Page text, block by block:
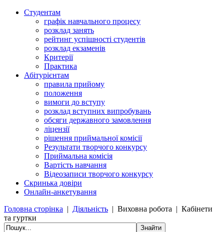
Студентам
графік навчального процесу
розклад занять
рейтинг успішності студентів
розклад екзаменів
Критерії
Практика
Абітурієнтам
правила прийому
положення
вимоги до вступу
розклад вступних випробувань
обсяги державного замовлення
ліцензії
рішення приймальної комісії
Результати творчого конкурсу
Приймальна комісія
Вартість навчання
Відеозаписи творчого конкурсу
Скринька довіри
Онлайн-анкетування
Головна сторінка | Діяльність | Виховна робота | Кабінети
та гуртки